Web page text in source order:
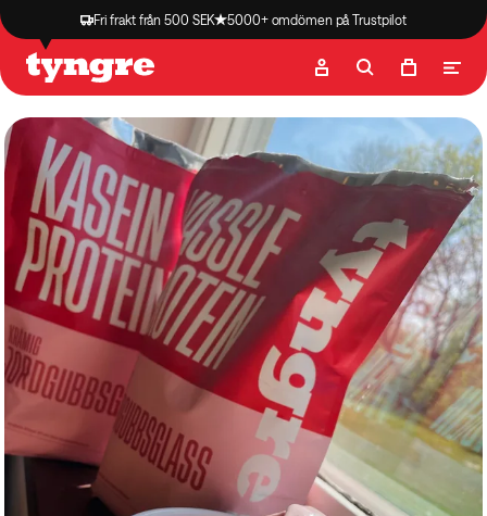
Fri frakt från 500 SEK 5000+ omdömen på Trustpilot
Butik Recept